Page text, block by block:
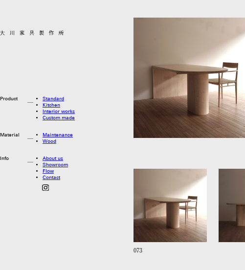
Product
Standard
Kitchen
Interior works
Custom made
Material
Maintenance
Wood
Info
About us
Showroom
Flow
Contact
073